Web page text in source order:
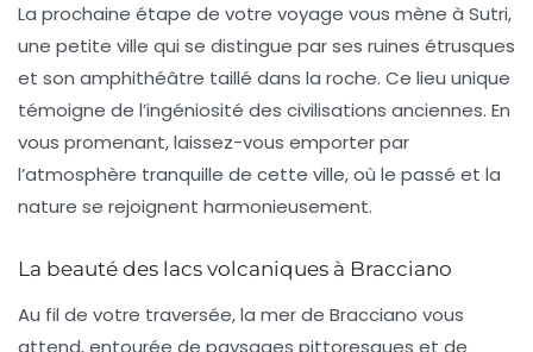
La prochaine étape de votre voyage vous mène à Sutri,
une petite ville qui se distingue par ses ruines étrusques
et son amphithéâtre taillé dans la roche. Ce lieu unique
témoigne de l’ingéniosité des civilisations anciennes. En
vous promenant, laissez-vous emporter par
l’atmosphère tranquille de cette ville, où le passé et la
nature se rejoignent harmonieusement.
La beauté des lacs volcaniques à Bracciano
Au fil de votre traversée, la mer de Bracciano vous